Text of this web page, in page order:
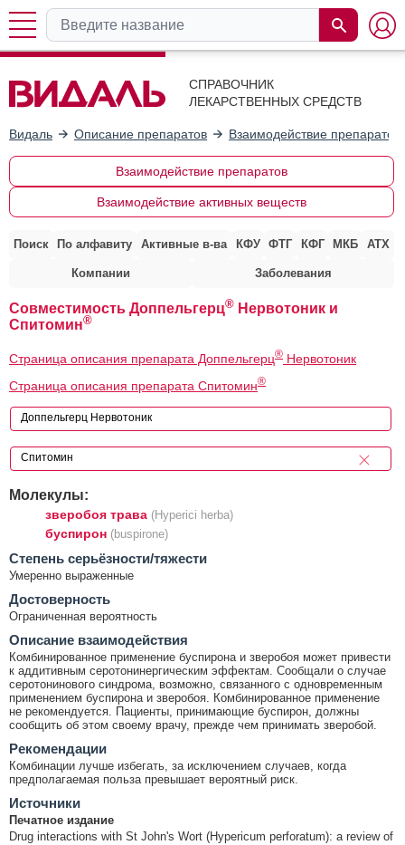
СПРАВОЧНИК
ЛЕКАРСТВЕННЫХ СРЕДСТВ
Видаль Описание препаратов Взаимодействие препаратов
Взаимодействие препаратов
Взаимодействие активных веществ
Поиск По алфавиту Активные в-ва КФУ ФТГ КФГ МКБ АТХ
Компании Заболевания
Совместимость Доппельгерц® Нервотоник и
Спитомин®
Страница описания препарата Доппельгерц® Нервотоник
Страница описания препарата Спитомин®
Молекулы:
зверобоя трава (Hyperici herba)
буспирон (buspirone)
Cтепень серьёзности/тяжести
Умеренно выраженные
Достоверность
Ограниченная вероятность
Описание взаимодействия
Комбинированное применение буспирона и зверобоя может привести
к аддитивным серотонинергическим эффектам. Сообщали о случае
серотонинового синдрома, возможно, связанного с одновременным
применением буспирона и зверобоя. Комбинированное применение
не рекомендуется. Пациенты, принимающие буспирон, должны
сообщить об этом своему врачу, прежде чем принимать зверобой.
Рекомендации
Комбинации лучше избегать, за исключением случаев, когда
предполагаемая польза превышает вероятный риск.
Источники
Печатное издание
Drug interactions with St John's Wort (Hypericum perforatum): a review of